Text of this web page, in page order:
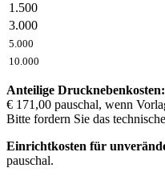
1.500
3.000
5.000
10.000
Anteilige Drucknebenkosten:
€ 171,00 pauschal, wenn
Bitte fordern Sie das
Einrichtkosten für
pauschal.